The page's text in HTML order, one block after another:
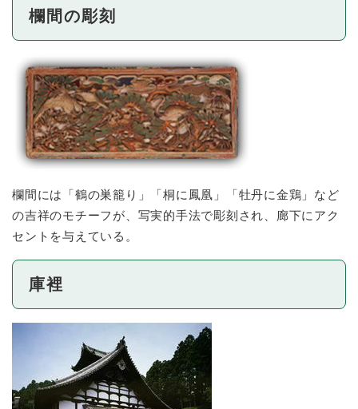
欄間の彫刻
欄間には「鶴の巣籠り」「桐に鳳凰」「牡丹に金鶏」など
の吉祥のモチーフが、写実的手法で彫刻され、廊下にアク
セントを与えている。
庫裡